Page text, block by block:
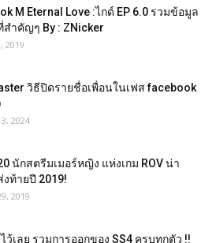
M Eternal Love :ไกด์ EP 6.0 รวมข้อมูล
ำคัญๆ By : ZNicker
2019
วิธีปิดรายชื่อเพื่อนในเฟส facebook
2024
นักสตรีมเมอร์หญิง แห่งเกม ROV น่า
ท้ายปี 2019!
2019
ว้เลย รวมการออกของ SS4 ครบทุกตัว !!